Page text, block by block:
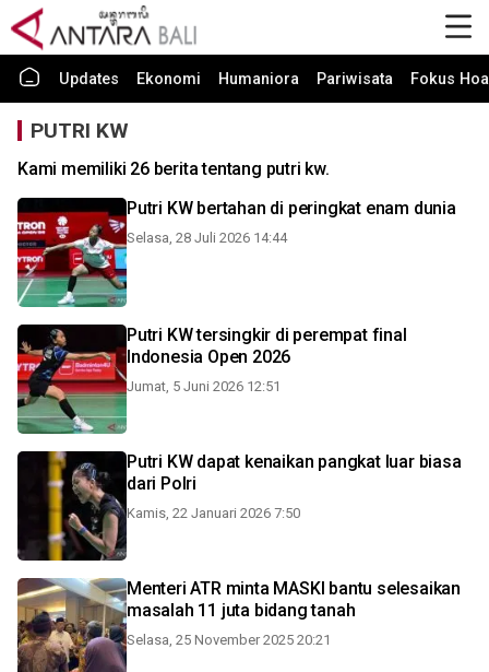
Updates Ekonomi Humaniora Pariwisata Fokus
PUTRI KW
Kami memiliki 26 berita tentang putri kw.
Putri KW bertahan di peringkat enam dunia
Selasa, 28 Juli 2026 14:44
Putri KW tersingkir di perempat final
Indonesia Open 2026
Jumat, 5 Juni 2026 12:51
Putri KW dapat kenaikan pangkat luar biasa
dari Polri
Kamis, 22 Januari 2026 7:50
Menteri ATR minta MASKI bantu selesaikan
masalah 11 juta bidang tanah
Selasa, 25 November 2025 20:21